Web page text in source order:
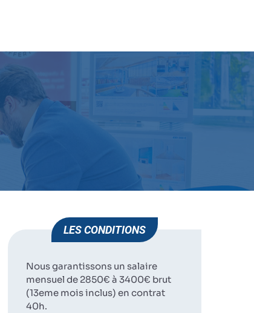
LES CONDITIONS
Nous garantissons un salaire
mensuel de 2850€ à 3400€ brut
(13eme mois inclus) en contrat
40h.